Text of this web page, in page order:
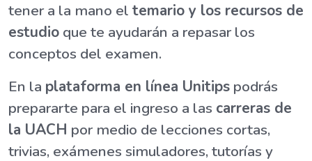
tener a la mano el temario y los recursos de
estudio que te ayudarán a repasar los
conceptos del examen.
En la plataforma en línea Unitips podrás
prepararte para el ingreso a las carreras de
la UACH por medio de lecciones cortas,
trivias, exámenes simuladores, tutorías y